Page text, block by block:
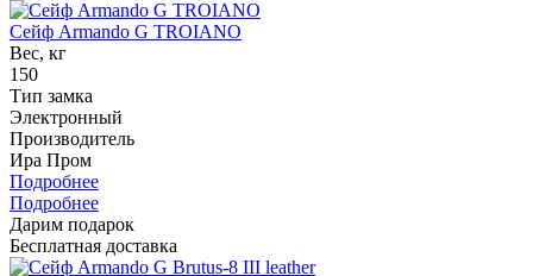
Сейф Armando G TROIANO
Вес, кг
150
Тип замка
Электронный
Производитель
Ира Пром
Подробнее
Подробнее
Дарим подарок
Бесплатная доставка